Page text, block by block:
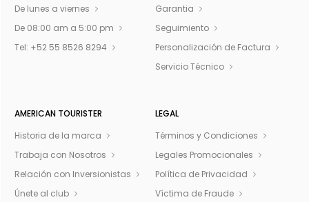
De lunes a viernes
De 08:00 am a 5:00 pm
Tel: +52 55 8526 8294
Garantia
Seguimiento
Personalización de Factura
Servicio Técnico
AMERICAN TOURISTER
Historia de la marca
Trabaja con Nosotros
Relación con Inversionistas
Únete al club
LEGAL
Términos y Condiciones
Legales Promocionales
Política de Privacidad
Víctima de Fraude